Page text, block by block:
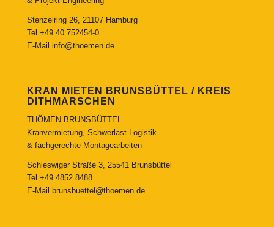
Stenzelring 26, 21107 Hamburg
Tel +49 40 752454-0
E-Mail info@thoemen.de
KRAN MIETEN BRUNSBÜTTEL / KREIS
DITHMARSCHEN
THÖMEN BRUNSBÜTTEL
Kranvermietung, Schwerlast-Logistik
& fachgerechte Montagearbeiten
Schleswiger Straße 3, 25541 Brunsbüttel
Tel +49 4852 8488
E-Mail
brunsbuettel@thoemen.de